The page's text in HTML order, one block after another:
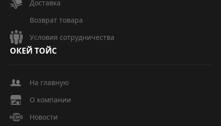
Доставка
Возврат товара
Условия сотрудничества
ОКЕЙ ТОЙС
На главную
О компании
Новости